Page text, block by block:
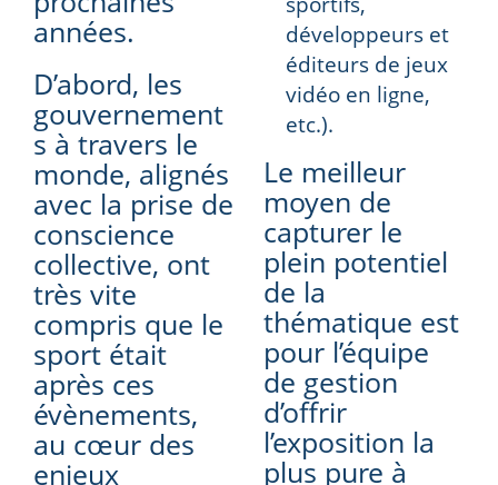
années.
D’abord, les
gouvernement
s à travers le
monde, alignés
avec la prise de
conscience
collective, ont
très vite
compris que le
sport était
après ces
évènements,
au cœur des
enjeux
développeurs et
éditeurs de jeux
vidéo en ligne,
etc.).
Le meilleur
moyen de
capturer le
plein potentiel
de la
thématique est
pour l’équipe
de gestion
d’offrir
l’exposition la
plus pure à